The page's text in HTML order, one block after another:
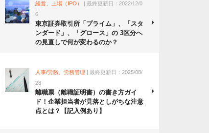
経営、上場（IPO）
| 最終更新日：2022/12/0
6
東京証券取引所「プライム」、「スタ
ンダード」、「グロース」の 3区分へ
の見直しで何が変わるのか？
人事/労務、労務管理 | 最終更新日：2025/08/
28
離職票（離職証明書）の書き方ガイ
ド！企業担当者が見落としがちな注意
点とは？【記入例あり】